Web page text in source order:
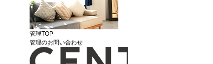
管理TOP
管理のお問い合わせ